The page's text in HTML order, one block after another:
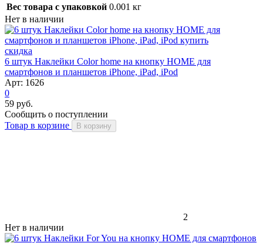
Вес товара с упаковкой 0.001 кг
Нет в наличии
скидка
6 штук Наклейки Color home на кнопку HOME для
смартфонов и планшетов iPhone, iPad, iPod
Арт: 1626
0
59 руб.
Сообщить о поступлении
Товар в корзине
В корзину
2
Нет в наличии